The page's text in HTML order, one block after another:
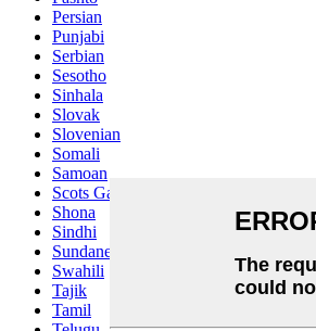
Persian
Punjabi
Serbian
Sesotho
Sinhala
Slovak
Slovenian
Somali
Samoan
Scots Gaelic
Shona
Sindhi
Sundanese
Swahili
Tajik
Tamil